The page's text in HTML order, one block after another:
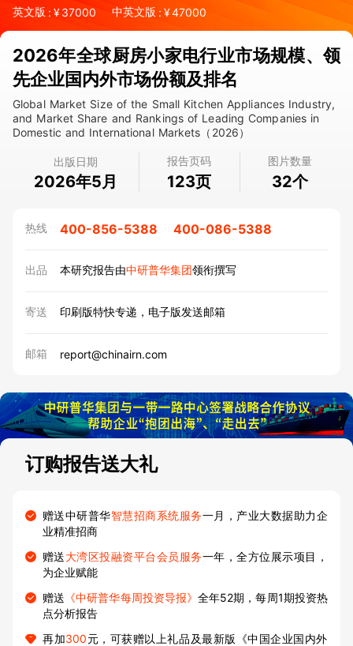
英文版 : ¥37000 中英文版 : ¥47000
2026年全球厨房小家电行业市场规模、领
先企业国内外市场份额及排名
Global Market Size of the Small Kitchen Appliances Industry,
and Market Share and Rankings of Leading Companies in
Domestic and International Markets（2026）
出版日期
2026年5月
报告页码
123页
图片数量
32个
热线 400-856-5388 400-086-5388
出品 本研究报告由中研普华集团领衔撰写
寄送 印刷版特快专递，电子版发送邮箱
邮箱 report@chinairn.com
订购报告送大礼
赠送中研普华智慧招商系统服务一月，产业大数据助力企
业精准招商
赠送大湾区投融资平台会员服务一年，全方位展示项目，
为企业赋能
赠送 《中研普华每周投资导报》全年52期，每周1期投资热
点分析报告
再加300元，可获赠以上礼品及最新版《中国企业国内外